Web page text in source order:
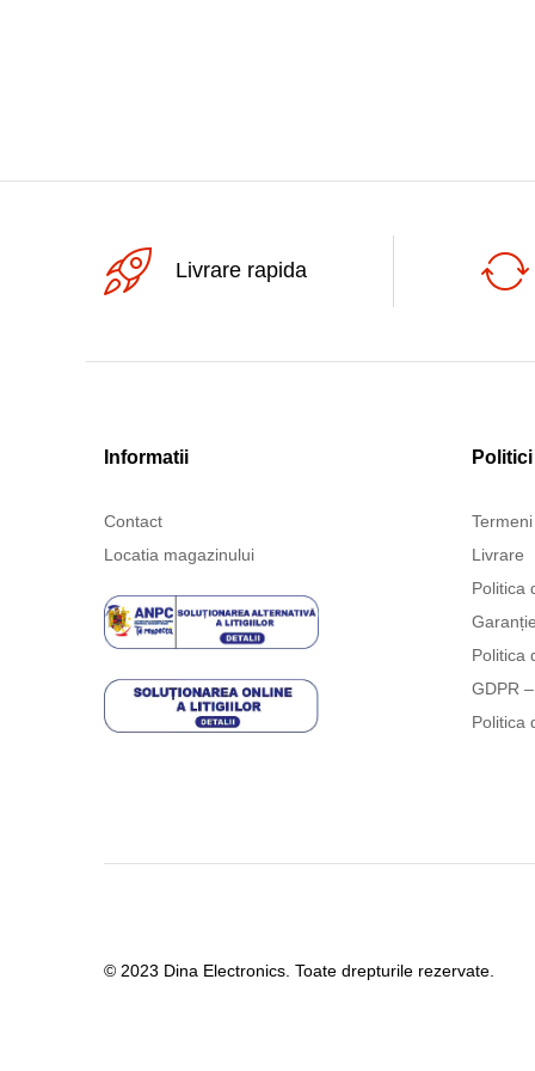
XLR mama
Livrare rapida
Informatii
Contact
Locatia magazinului
Politici
Livrare
Politica
Garanție
Politica
GDPR
Politica
© 2023 Dina Electronics. Toate drepturile rezervate.